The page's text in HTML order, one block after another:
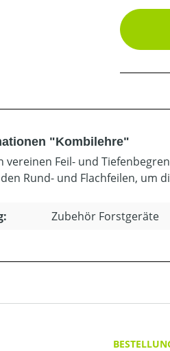
"Kombilehre"
vereinen Feil- und
Rund- und Flachfeilen, um
Zubehör Forstgeräte